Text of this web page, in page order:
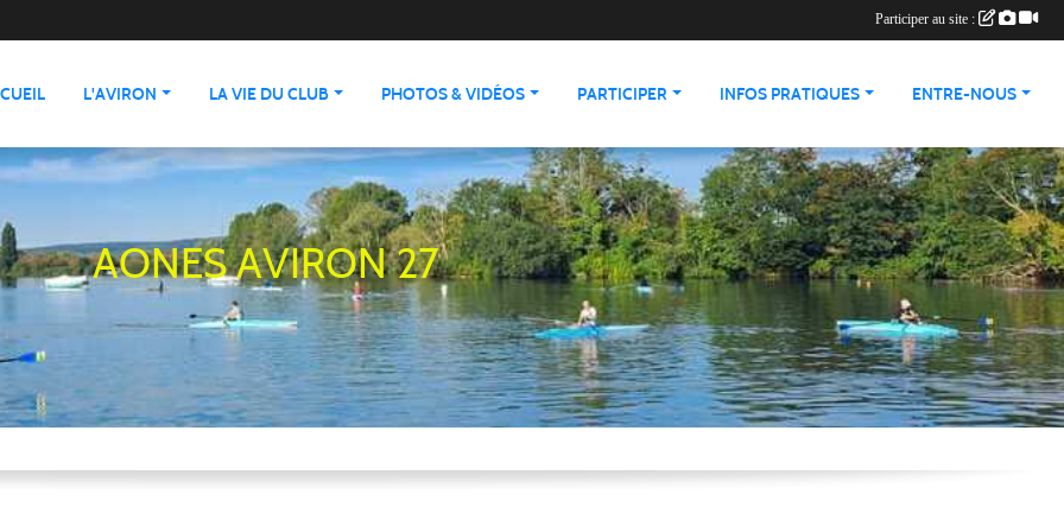
L'AVIRON LA VIE DU CLUB PHOTOS & VIDÉOS PARTICIPER INFOS PRATIQUES ENTRE-NOUS
AONES AVIRON 27
Participer au site :